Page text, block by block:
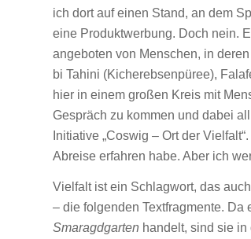
ich dort auf einen Stand, an dem
eine Produktwerbung. Doch nein.
angeboten von Menschen, in
bi Tahini (Kicherebsenpüree),
hier in einem großen Kreis mit
Gespräch zu kommen und dabei
Initiative „Coswig – Ort der
Abreise erfahren habe. Aber ich
Vielfalt ist ein Schlagwort, das
– die folgenden Textfragmente.
Smaragdgarten handelt, sind sie